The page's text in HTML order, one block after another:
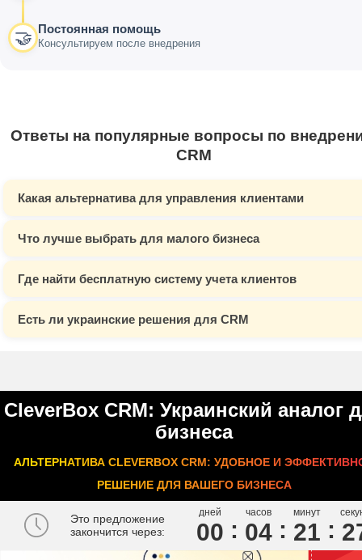
🤝 Постоянная помощь
Консультируем после внедрения
Ответы на популярные вопросы по
CRM
Какая альтернатива для управления клиентами
Что лучше выбрать для малого бизнеса
Где найти бесплатную систему учета клиентов
Есть ли украинские решения для CRM
CleverBox CRM: Украинский аналог
бизнеса
АЛЬТЕРНАТИВА CLEVERBOX CRM: УДОБНОЕ И
РЕШЕНИЕ ДЛЯ ВАШЕГО БИЗНЕСА
Это предложение
закончится через:
дней
00
часов
04
минут
21 2